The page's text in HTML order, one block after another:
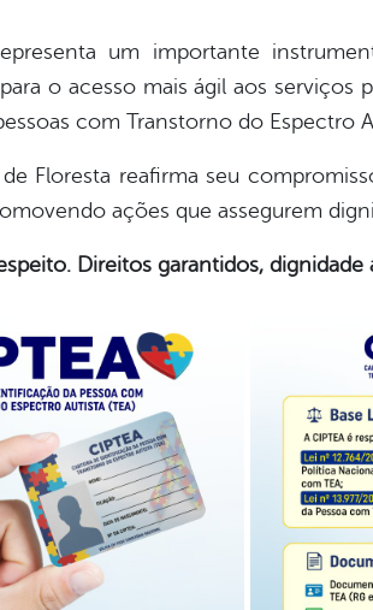
um importante
o acesso mais ágil aos serviços
com Transtorno do Espectro
Floresta reafirma seu
ações que assegurem
Direitos garantidos, dignidade